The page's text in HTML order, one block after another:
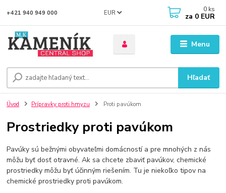
Menu
EUR
Hľadať
+421 940 949 000 0 ks
za 0 EUR
Úvod Prípravky proti hmyzu Proti pavúkom
Prostriedky proti pavúkom
Pavúky sú bežnými obyvateľmi domácností a pre mnohých z nás
môžu byť dosť otravné. Ak sa chcete zbaviť pavúkov, chemické
prostriedky môžu byť účinným riešením. Tu je niekoľko tipov na
chemické prostriedky proti pavúkom.